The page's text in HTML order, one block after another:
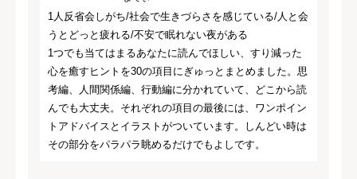
1人反省会しがち/社会で生きづらさを感じている/人と会
うとどっと疲れる/不安で眠れない夜がある
1つでも当てはまるあなたに読んでほしい、すり減った
心を癒すヒントを30の項目にぎゅっとまとめました。思
考編、人間関係編、行動編に分かれていて、どこから読
んでも大丈夫。それぞれの項目の最後には、ワンポイン
トアドバイスとイラストがついています。しんどい時は
その部分をパラパラ眺めるだけでもよしです。